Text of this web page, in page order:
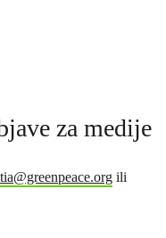
za medije
ili